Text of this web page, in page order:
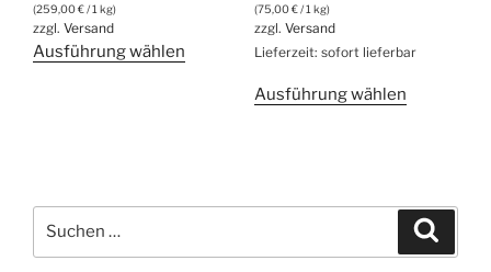
(259,00€/ 1 kg)
zzgl. Versand
Ausführung wählen
Die
können
(75,00€/ 1 kg)
zzgl. Versand
Lieferzeit: sofort lieferbar
Ausführung wählenDieses
auf.
Die
nach: